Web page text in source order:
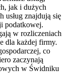
jak i dużych
usług znajdują się
podatkowej.
w rozliczeniach
dla każdej firmy.
co
zaczynają
w Świdniku